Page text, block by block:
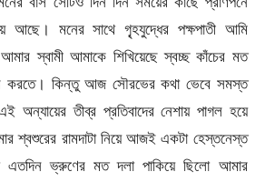
আছে। মনের সাথে গৃ্হযুদ্ধের পক্ষপাতী আমি
স্বামী আমাকে শিখিয়েছে স্বচ্ছ কাঁচের মত
করতে। কিন্তু আজ সৌরভের কথা ভেবে সমস্ত
অন্যায়ের তীব্র প্রতিবাদের নেশায় পাগল হয়ে
শ্বশুরের রামদাটা নিয়ে আজই একটা হেস্তনেস্ত
এতদিন ভ্রুণের মত দলা পাকিয়ে ছিলো আমার